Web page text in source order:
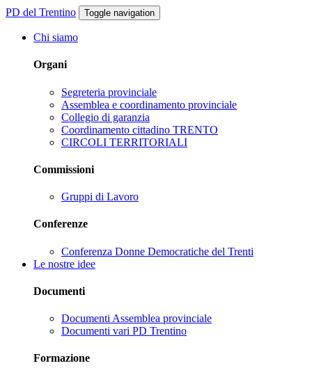
PD del Trentino Toggle navigation
Chi siamo
Organi
Segreteria provinciale
Assemblea e coordinamento provinciale
Collegio di garanzia
Coordinamento cittadino TRENTO
CIRCOLI TERRITORIALI
Commissioni
Gruppi di Lavoro
Conferenze
Conferenza Donne Democratiche del Trenti
Le nostre idee
Documenti
Documenti Assemblea provinciale
Documenti vari PD Trentino
Formazione